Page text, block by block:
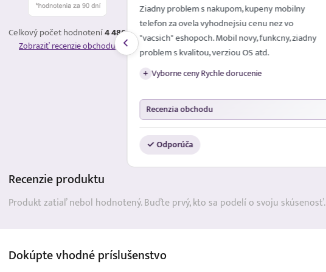
Celkový počet hodnotení4 486
Zobraziť recenzie obchodu
Spokojna
Ziadny problem s nakupom, kupeny mobilny
telefon za ovela vyhodnejsiu cenu nez vo
"vacsich" eshopoch. Mobil novy, funkcny, ziadny
problem s kvalitou, verziou OS atd.
+ Vyborne ceny Rychle dorucenie
Recenzia obchodu
✓ Odporúča
Recenzieproduktu
Produkt zatiaľ nebol hodnotený. Buďte prvý, kto sa podelí o svoju skúsenosť.
Dokúpte vhodnépríslušenstvo